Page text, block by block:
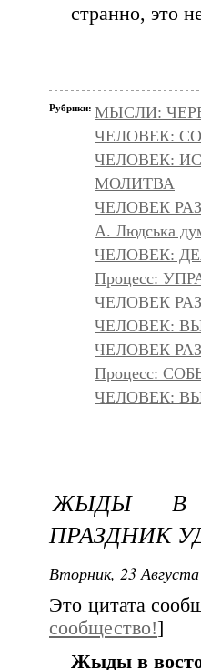
странно, это
Рубрики: МЫСЛИ:
ЧЕЛОВЕК:
ЧЕЛОВЕК:
МОЛИТВА
ЧЕЛОВЕК
A. Людська
ЧЕЛОВЕК:
Процесс:
ЧЕЛОВЕК
ЧЕЛОВЕК:
ЧЕЛОВЕК
Процесс:
ЧЕЛОВЕК:
ЖЫДЫ В
ПРАЗДНИК
Вторник, 23
Это цитата
сообщество!]
Жыды в